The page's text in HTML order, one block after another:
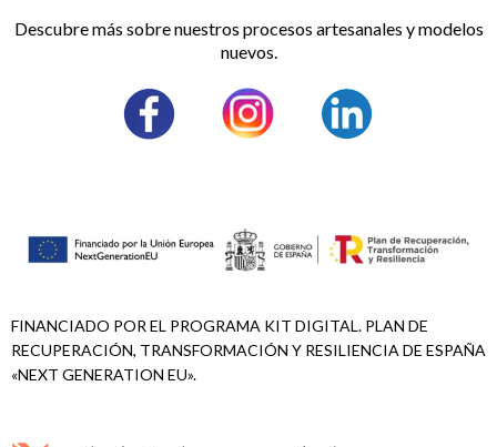
Descubre más sobre nuestros procesos artesanales y modelos
nuevos.
FINANCIADO POR EL PROGRAMA KIT DIGITAL. PLAN DE
RECUPERACIÓN, TRANSFORMACIÓN Y RESILIENCIA DE ESPAÑA
«NEXT GENERATION EU».